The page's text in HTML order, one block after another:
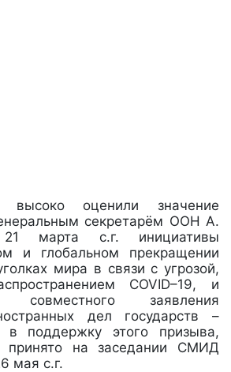
оценили значение
секретарём ООН А.
21 марта с.г. инициативы
и глобальном прекращении
мира в связи с угрозой,
COVID–19, и
совместного заявления
дел государств –
поддержку этого призыва,
принято на заседании СМИД
мая с.г.